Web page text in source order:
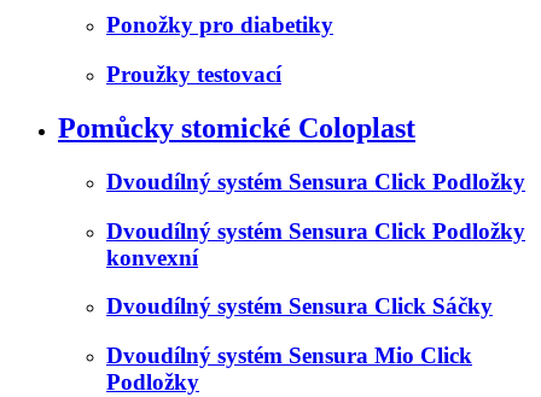
Ponožky pro diabetiky
Proužky testovací
Pomůcky stomické Coloplast
Dvoudílný systém Sensura Click Podložky
Dvoudílný systém Sensura Click Podložky
konvexní
Dvoudílný systém Sensura Click Sáčky
Dvoudílný systém Sensura Mio Click
Podložky